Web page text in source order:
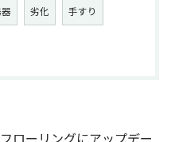
劣化 手すり